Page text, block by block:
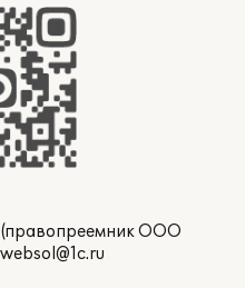
(правопреемник ООО
websol@1c.ru